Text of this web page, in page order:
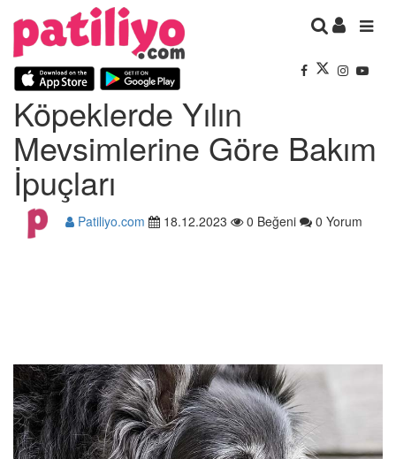
Köpeklerde Yılın
Mevsimlerine Göre Bakım
İpuçları
Patiliyo.com 18.12.2023 0 Beğeni 0 Yorum